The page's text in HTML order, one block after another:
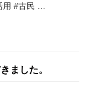
用 #古民 …
ました。